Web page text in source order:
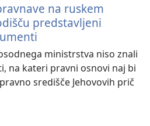
na ruskem
predstavljeni
ministrstva niso znali
na kateri pravni osnovi naj bi
središče Jehovovih prič